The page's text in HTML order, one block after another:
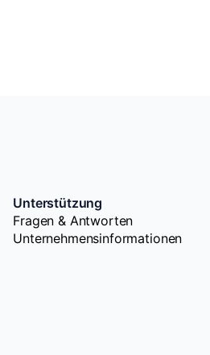
Unterstützung
Fragen & Antworten
Unternehmensinformationen